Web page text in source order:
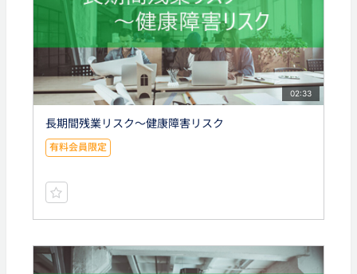
02:33
長期間残業リスク～健康障害リスク
有料会員限定